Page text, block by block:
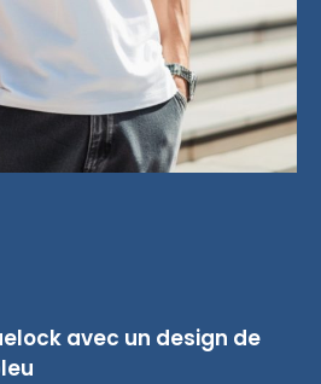
avec un design de